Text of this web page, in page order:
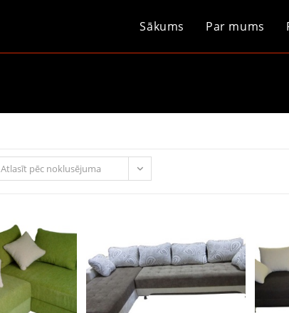
Sākums Par mums
Atlasīt pēc noklusējuma